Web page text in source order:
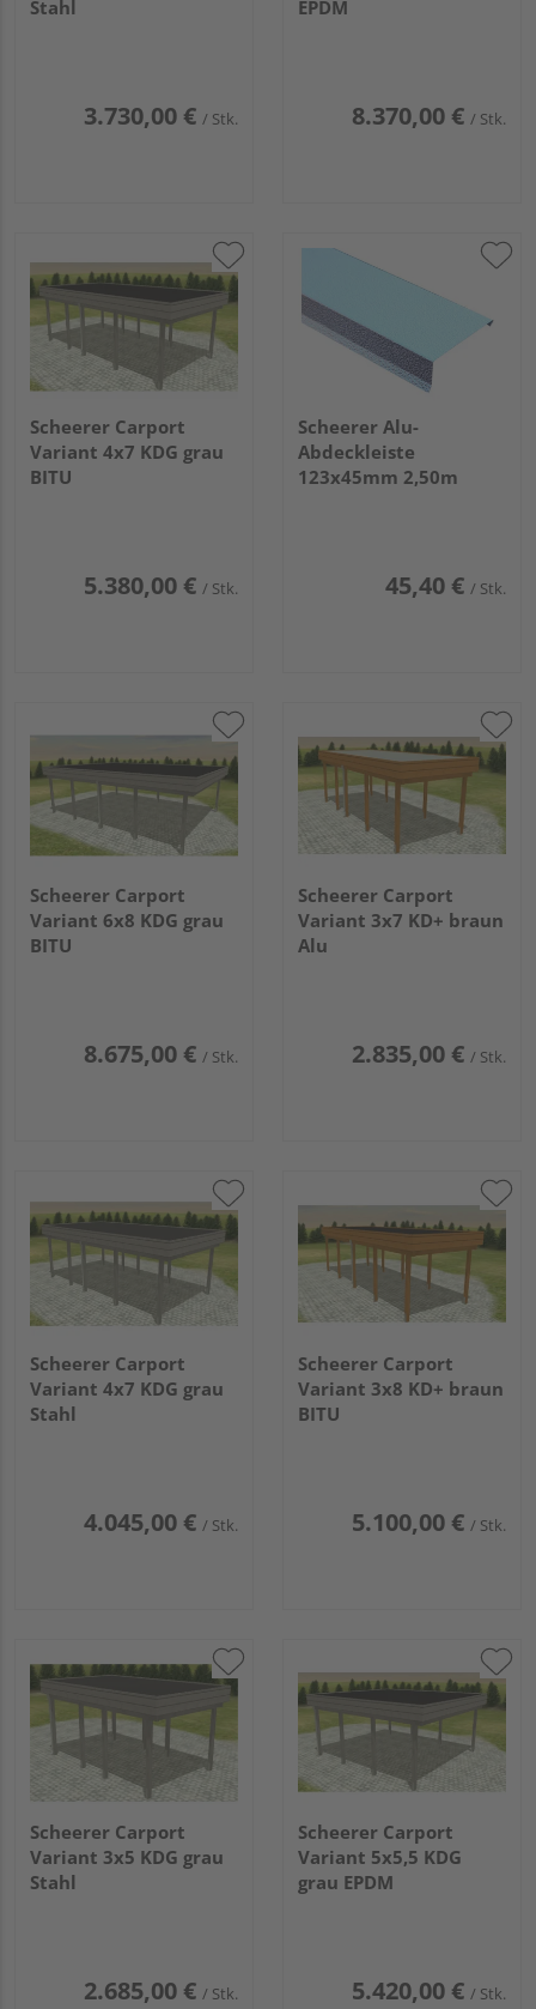
Stahl
3.730,00 € / Stk.
EPDM
8.370,00 € / Stk.
Scheerer Carport
Variant 4x7 KDG grau
BITU
5.380,00 € / Stk.
Scheerer Alu-
Abdeckleiste
123x45mm 2,50m
45,40 € / Stk.
Scheerer Carport
Variant 6x8 KDG grau
BITU
8.675,00 € / Stk.
Scheerer Carport
Variant 3x7 KD+ braun
Alu
2.835,00 € / Stk.
Scheerer Carport
Variant 4x7 KDG grau
Stahl
4.045,00 € / Stk.
Scheerer Carport
Variant 3x8 KD+ braun
BITU
5.100,00 € / Stk.
Scheerer Carport
Variant 3x5 KDG grau
Stahl
2.685,00 € / Stk.
Scheerer Carport
Variant 5x5,5 KDG
grau EPDM
5.420,00 € / Stk.